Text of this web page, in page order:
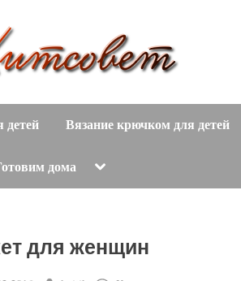
и
т
о
вязание
с
детей Вязание крючком для детей
дома Toggle
menu
для женщин